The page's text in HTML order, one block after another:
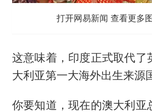
打开网易新闻 查看更多
这意味着，印度正式取代了
大利亚第一大海外出生来源
你要知道，现在的澳大利亚